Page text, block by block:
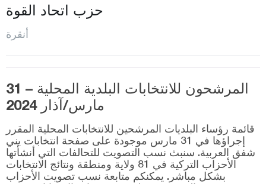
شانكايا
إيفران
غولباشي
غودول
هايمان
قهرمان كازان
حزب اتحاد القوة
أنقرة
المرشحون للانتخابات البلدية المحلية – 31
مارس/آذار 2024
قائمة رؤساء البلديات المرشحين للانتخابات المحلية المقرر
إجراؤها في 31 مارس موجودة على صفحة انتخابات يني
شفق العربية. سنبث نسب التصويت للتحالفات التي أنشأتها
الأحزاب التركية في 81 ولاية ومنطقة ونتائج الانتخابات
بشكل مباشر. يمكنكم متابعة نسب تصويت الأحزاب